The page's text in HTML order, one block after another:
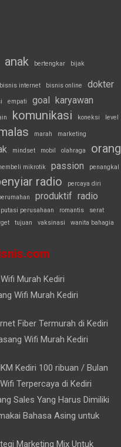
anak bertengkar bijak
bisnis internet bisnis online dokter
empati goal karyawan
komunikasi koneksi level
marah marketing
mindset mobil olahraga
orang
mikrotik passion penangkal
radio percaya diri
produktif radio
perusahaan romantis
serat
tujuan vaksinasi wanita bahagia
Murah Kediri
Wifi Murah Kediri
Fiber Termurah di Kediri
Wifi Murah Kediri
Kediri 100 ribuan / Bulan
Terpercaya di Kediri
Sales Yang Harus Dimiliki
Bahasa Asing untuk
Marketing Mix Untuk